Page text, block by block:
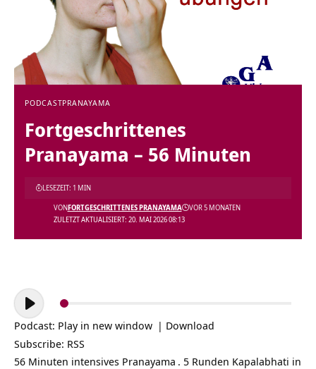
PODCASTPRANAYAMA
Fortgeschrittenes
Pranayama – 56 Minuten
ZULETZT AKTUALISIERT: 20. MAI 2026 08:13
VONFORTGESCHRITTENES PRANAYAMA VOR 5 MONATEN
LESEZEIT: 1 MIN
Audio-
Player
Podcast: Play in new window | Download
Subscribe: RSS
56 Minuten intensives Pranayama . 5 Runden Kapalabhati in